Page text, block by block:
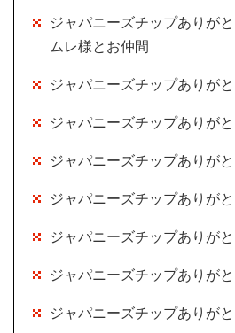
ジャパニーズチップありが
ムレ様とお仲間
ジャパニーズチップありが
ジャパニーズチップありが
ジャパニーズチップありが
ジャパニーズチップありが
ジャパニーズチップありが
ジャパニーズチップありが
ジャパニーズチップありが